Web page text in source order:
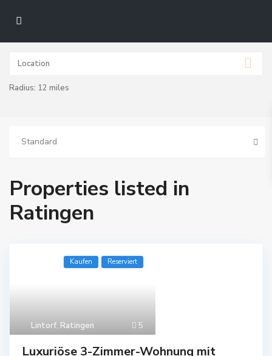
Radius: 12 miles
Standard
Properties listed in
Ratingen
5
Lintorf,Ratingen
Kaufen Reserviert
Luxuriöse 3-Zimmer-Wohnung mit